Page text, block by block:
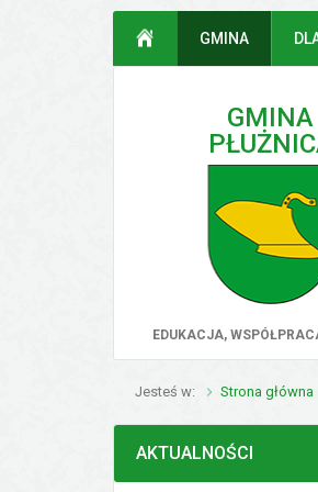
Przejdź do głównego
menu
Przejdź do treści
Przejdź do wyszukiwarki
Przejdź do mapy serwisu
STRONA
GMINA
GMINA
EDUKACJA,
Jesteś w Strona główna
MENU
AKTUALNOŚCI